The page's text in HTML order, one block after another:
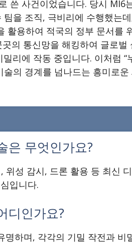
쓴 사건이었습니다. 당시 MI6
팀을 조직, 극비리에 수행했는
활용하여 적국의 정부 문서를
의 통신망을 해킹하여 글로벌
리에 작동 중입니다. 이처럼 “
의 경계를 넘나드는 흥미로운
은 무엇인가요?
위성 감시, 드론 활용 등 최신
입니다.
디인가요?
명하며, 각각의 기밀 작전과 비